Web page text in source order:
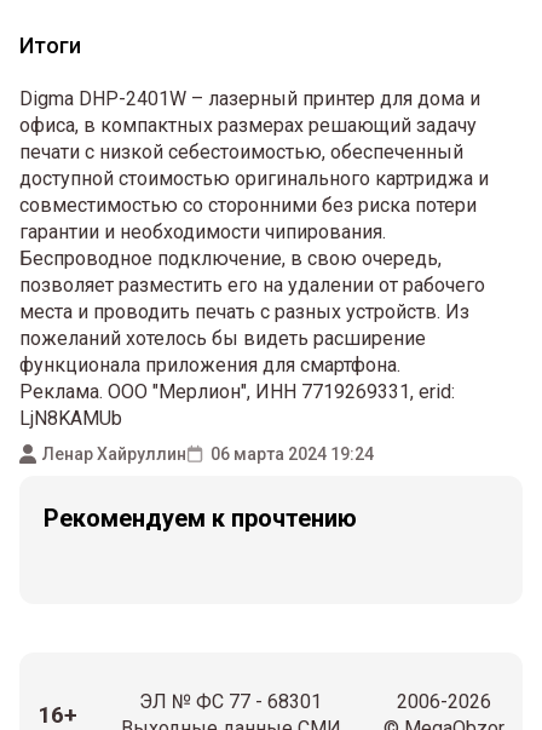
Итоги
Digma DHP-2401W – лазерный принтер для дома и
офиса, в компактных размерах решающий задачу
печати с низкой себестоимостью, обеспеченный
доступной стоимостью оригинального картриджа и
совместимостью со сторонними без риска потери
гарантии и необходимости чипирования.
Беспроводное подключение, в свою очередь,
позволяет разместить его на удалении от рабочего
места и проводить печать с разных устройств. Из
пожеланий хотелось бы видеть расширение
функционала приложения для смартфона.
Реклама. ООО "Мерлион", ИНН 7719269331, erid:
LjN8KAMUb
Ленар Хайруллин 06 марта 2024 19:24
Рекомендуем к прочтению
16+
ЭЛ № ФС 77 - 68301
2006-2026